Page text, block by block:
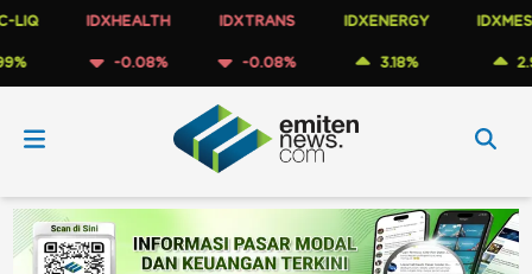
IDXHEALTH
-0.08%
IDXTRANS
-0.08%
IDXENERGY
3.18% 2.93%